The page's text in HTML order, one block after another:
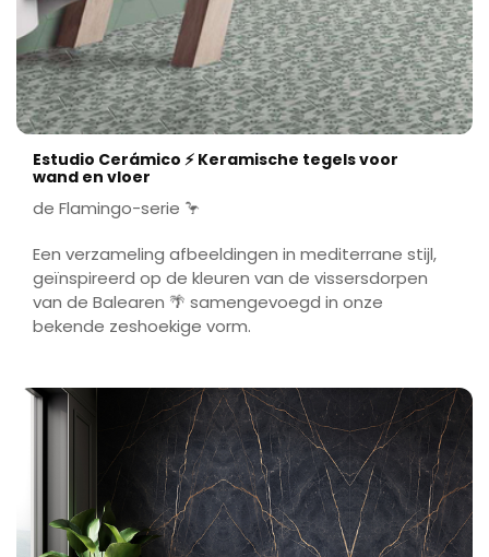
Estudio Cerámico ⚡ Keramische tegels voor
wand en vloer
de Flamingo-serie 🦩
Een verzameling afbeeldingen in mediterrane stijl,
geïnspireerd op de kleuren van de vissersdorpen
van de Balearen 🌴 samengevoegd in onze
bekende zeshoekige vorm.